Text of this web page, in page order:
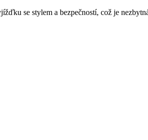
se stylem a bezpečností, což je